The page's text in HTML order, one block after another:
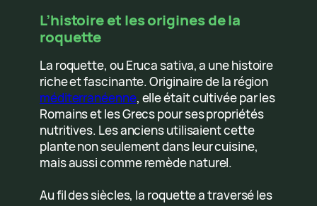
L’histoire et les origines de la
roquette
La roquette, ou Eruca sativa, a une histoire
riche et fascinante. Originaire de la région
méditerranéenne, elle était cultivée par les
Romains et les Grecs pour ses propriétés
nutritives. Les anciens utilisaient cette
plante non seulement dans leur cuisine,
mais aussi comme remède naturel.
Au fil des siècles, la roquette a traversé les